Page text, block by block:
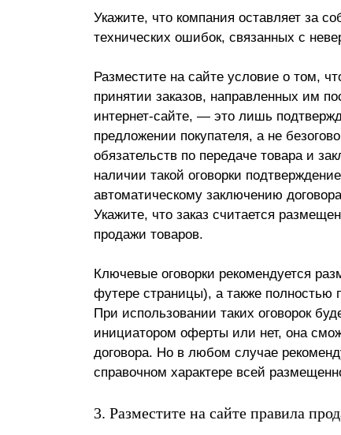
Укажите, что компания оставляет за
технических ошибок, связанных с
Разместите на сайте условие о том,
принятии заказов, направленных им
интернет-сайте, — это лишь
предложении покупателя, а не
обязательств по передаче товара и
наличии такой оговорки
автоматическому заключению
Укажите, что заказ считается
продажи товаров.
Ключевые оговорки рекомендуется
футере страницы), а также полностью
При использовании таких оговорок
инициатором оферты или нет, она
договора. Но в любом случае
справочном характере всей
3. Разместите на сайте правила